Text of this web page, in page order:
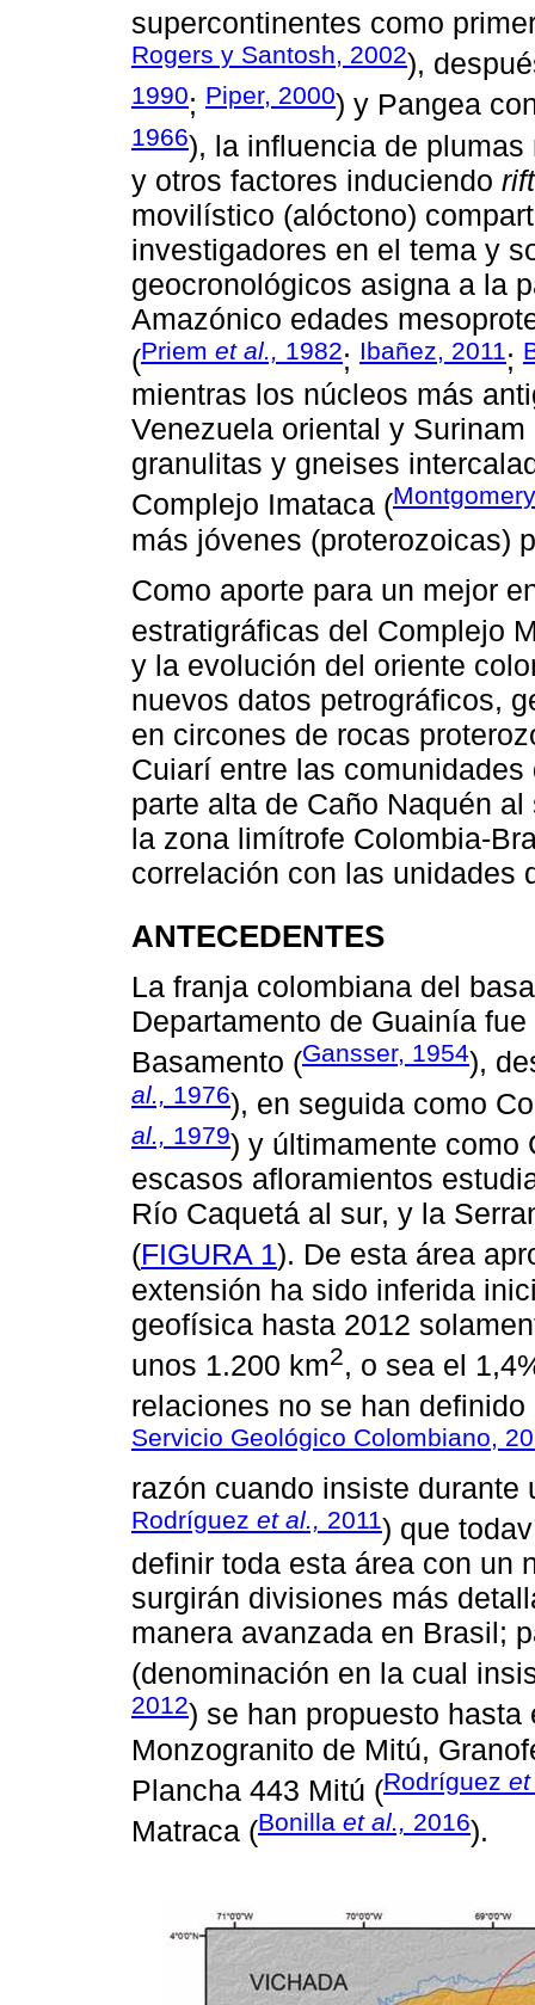
supercontinentes como
Rogers y Santosh, 2002),
1990; Piper, 2000) y Pangea
1966), la influencia de plumas
y otros factores induciendo
movilístico (alóctono)
investigadores en el tema y
geocronológicos asigna a la
Amazónico edades
(Priem et al., 1982; Ibañez, 2011;
mientras los núcleos más
Venezuela oriental y
granulitas y gneises
Complejo Imataca (
más jóvenes (proterozoicas)
Como aporte para un mejor
estratigráficas del Complejo
y la evolución del oriente
nuevos datos petrográficos,
en circones de rocas
Cuiarí entre las
parte alta de Caño Naquén
la zona limítrofe Colombia-
correlación con las unidades
ANTECEDENTES
La franja colombiana del
Departamento de Guainía
Basamento (Gansser, 1954),
al., 1976), en seguida como
al., 1979) y últimamente como
escasos afloramientos
Río Caquetá al sur, y la
(FIGURA 1). De esta área
extensión ha sido inferida
geofísica hasta 2012
unos 1.200 km2, o sea el
relaciones no se han
Servicio Geológico Colombiano,
razón cuando insiste durante
Rodríguez et al., 2011) que
definir toda esta área con un
surgirán divisiones más
manera avanzada en Brasil;
(denominación en la cual
2012) se han propuesto
Monzogranito de Mitú,
Plancha 443 Mitú (Rodríguez
Matraca (Bonilla et al., 2016).